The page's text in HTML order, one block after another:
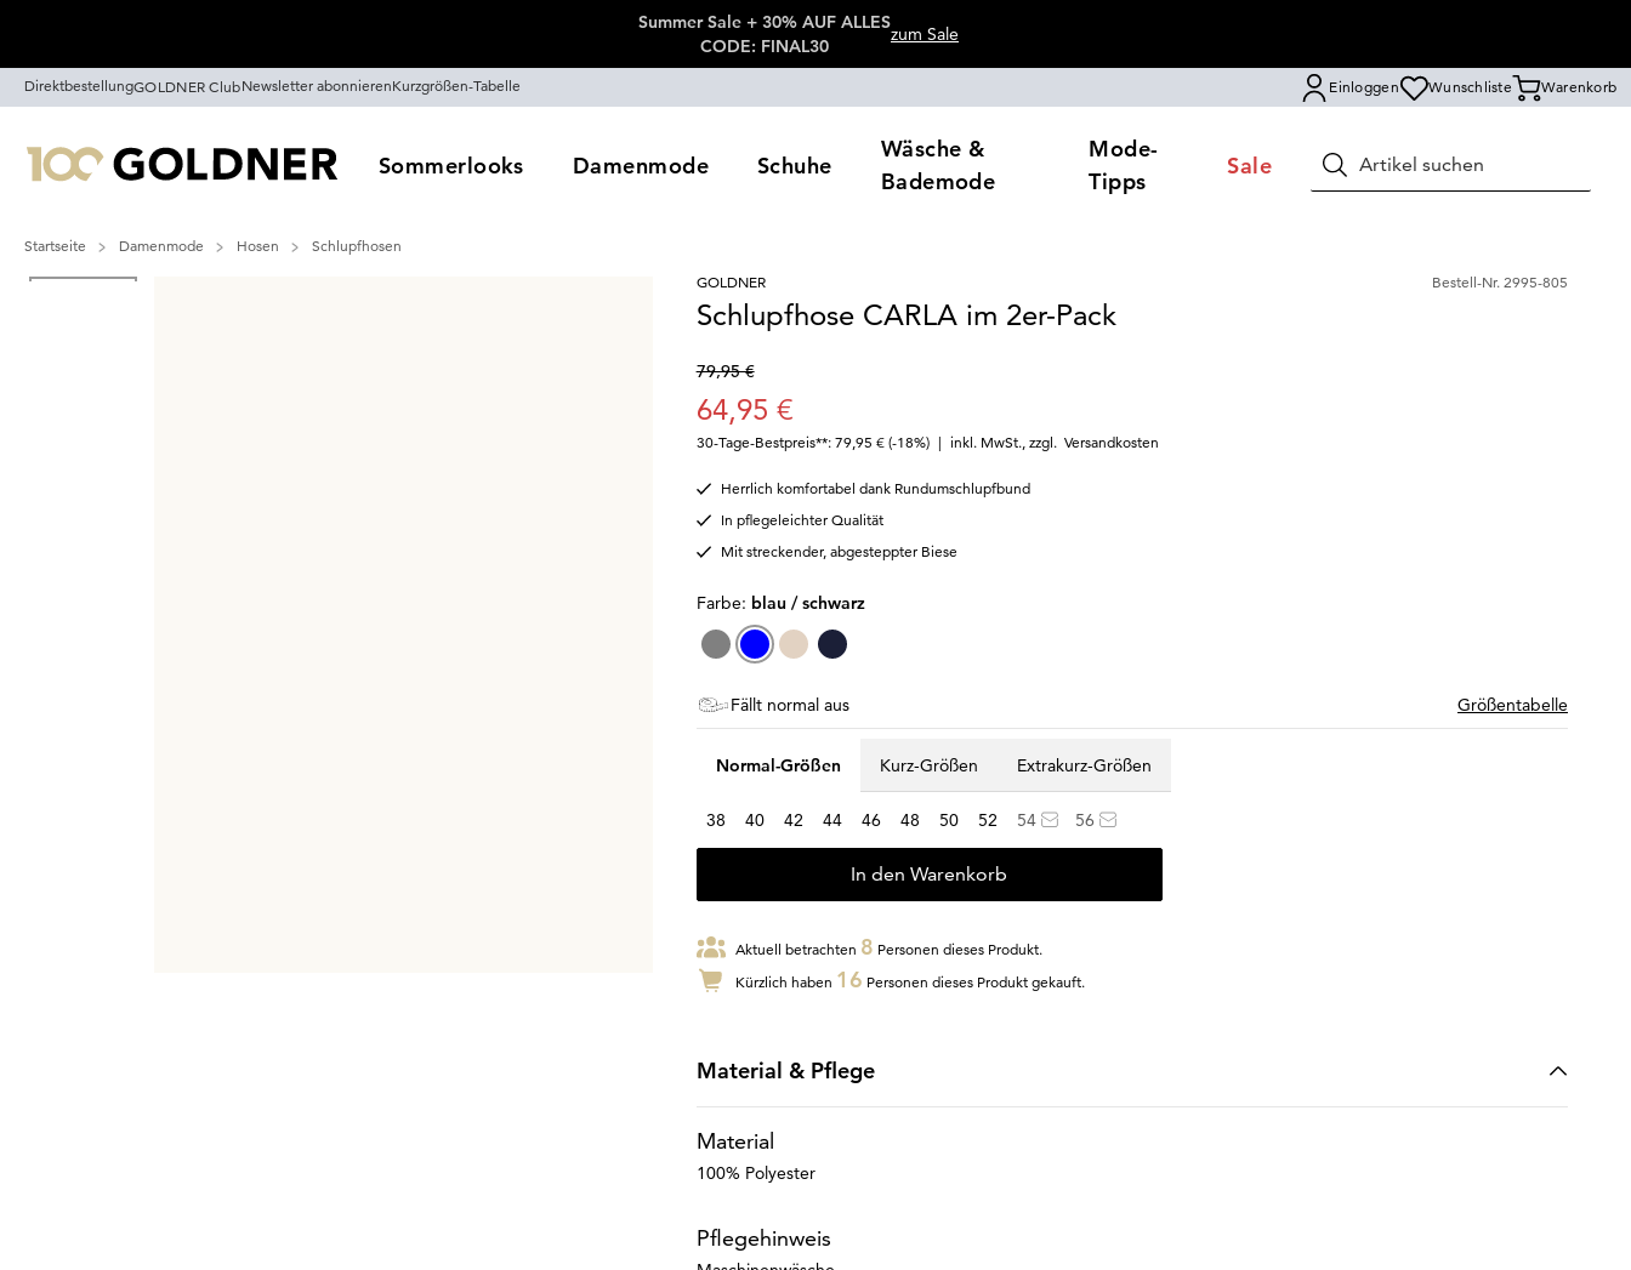
Summer Sale + 30% AUF ALLES
CODE: FINAL30
zum Sale
DirektbestellungGOLDNER ClubNewsletter abonnierenKurzgrößen-Tabelle Einloggen Wunschliste Warenkorb
Sommerlooks Damenmode Schuhe
Wäsche &
Bademode
Mode-
Tipps
Sale Suchen
Startseite Damenmode Hosen
Schlupfhosen
GOLDNER
Bestell-Nr. 2995-805
Schlupfhose CARLA im 2er-Pack
79,95 €
64,95 €
30-Tage-Bestpreis**: 79,95 € (-18%) | inkl. MwSt., zzgl. Versandkosten
Herrlich komfortabel dank Rundumschlupfbund
In pflegeleichter Qualität
Mit streckender, abgesteppter Biese
Farbe: blau / schwarz
Fällt normal aus Größentabelle
Normal-Größen Kurz-Größen Extrakurz-Größen
38 40 42 44 46 48 50 52 54 56
In den Warenkorb
Aktuell betrachten 8 Personen dieses Produkt.
Kürzlich haben 16 Personen dieses Produkt gekauft.
Material & Pflege
Material
100% Polyester
Pflegehinweis